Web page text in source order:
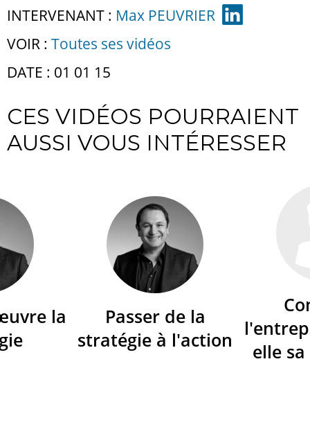
INTERVENANT : Max PEUVRIER
VOIR : Toutes ses vidéos
DATE : 01 01 15
CES VIDÉOS POURRAIENT
AUSSI VOUS INTÉRESSER
la
Passer de la
stratégie à l'action
elle